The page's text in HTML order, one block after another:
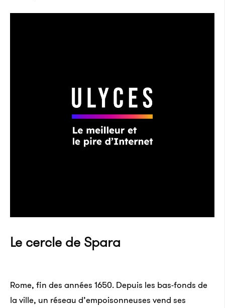
Le cercle de Spara
Rome, fin des années 1650. Depuis les bas-fonds de
la ville, un réseau d’empoisonneuses vend ses